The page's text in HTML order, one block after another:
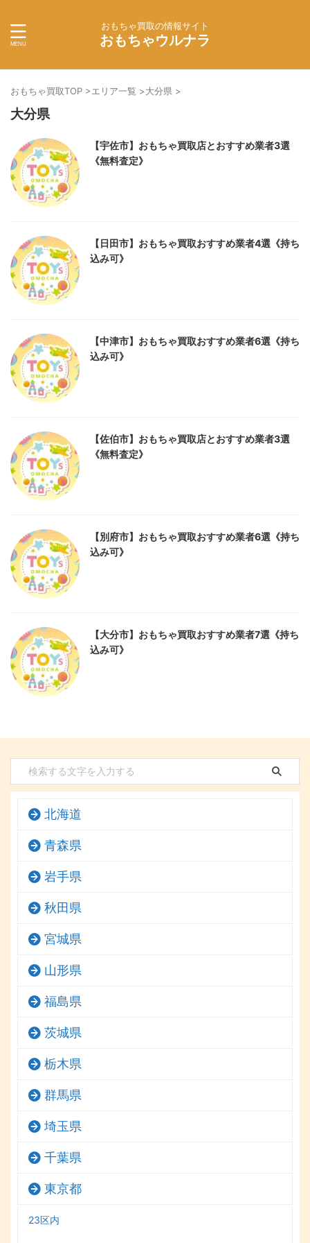
おもちゃ買取の情報サイト
おもちゃウルナラ
おもちゃ買取TOP >エリア一覧 >大分県 >
大分県
【宇佐市】おもちゃ買取店とおすすめ業者3選
《無料査定》
【日田市】おもちゃ買取おすすめ業者4選《持ち
込み可》
【中津市】おもちゃ買取おすすめ業者6選《持ち
込み可》
【佐伯市】おもちゃ買取店とおすすめ業者3選
《無料査定》
【別府市】おもちゃ買取おすすめ業者6選《持ち
込み可》
【大分市】おもちゃ買取おすすめ業者7選《持ち
込み可》
北海道
青森県
岩手県
秋田県
宮城県
山形県
福島県
茨城県
栃木県
群馬県
埼玉県
千葉県
東京都
23区内